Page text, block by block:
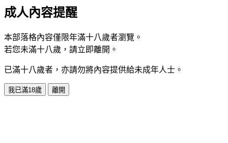
成人內容提醒
本部落格內容僅限年滿十八歲者瀏覽。
若您未滿十八歲，請立即離開。
已滿十八歲者，亦請勿將內容提供給未成年人士。
我已滿18歲 離開